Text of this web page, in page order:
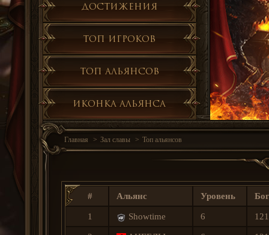
Достижения
Топ игроков
Топ альянсов
Иконка альянса
Главная Зал славы Топ альянсов
# Альянс Уровень
1 Showtime 6